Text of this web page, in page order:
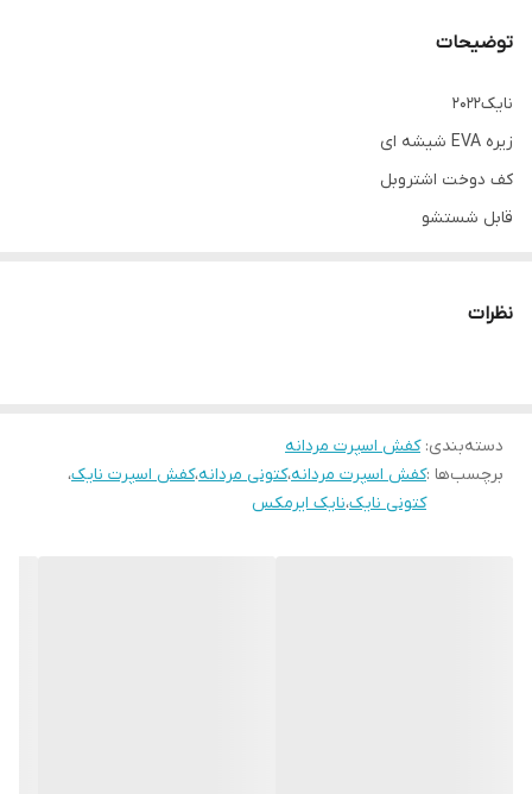
توضیحات
نایک2022
زیره EVA شیشه ای
کف دوخت اشتروبل
قابل شستشو
نظرات
دسته‌بندی:کفش اسپرت مردانه
برچسب‌ها :کفش اسپرت مردانه،کتونی مردانه،کفش اسپرت نایک،
کتونی نایک،نایک ایرمکس